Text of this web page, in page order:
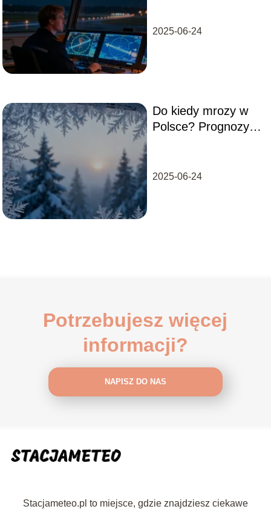
2025-06-24
Do kiedy mrozy w
Polsce? Prognozy
2025-06-24
Potrzebujesz więcej
informacji?
NAPISZ DO NAS
Stacjameteo.pl to miejsce, gdzie znajdziesz ciekawe